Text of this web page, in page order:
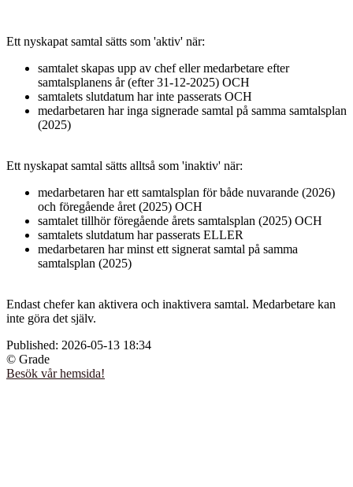
Ett nyskapat samtal sätts som 'aktiv' när:
samtalet skapas upp av chef eller medarbetare efter
samtalsplanens år (efter 31-12-2025) OCH
samtalets slutdatum har inte passerats OCH
medarbetaren har inga signerade samtal på samma samtalsplan
(2025)
Ett nyskapat samtal sätts alltså som 'inaktiv' när:
medarbetaren har ett samtalsplan för både nuvarande (2026)
och föregående året (2025) OCH
samtalet tillhör föregående årets samtalsplan (2025) OCH
samtalets slutdatum har passerats ELLER
medarbetaren har minst ett signerat samtal på samma
samtalsplan (2025)
Endast chefer kan aktivera och inaktivera samtal. Medarbetare kan
inte göra det själv.
Published: 2026-05-13 18:34
© Grade
Besök vår hemsida!